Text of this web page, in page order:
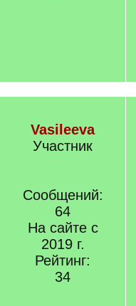
Vasileeva
Участник
Сообщений:
64
На сайте с
2019 г.
Рейтинг:
34